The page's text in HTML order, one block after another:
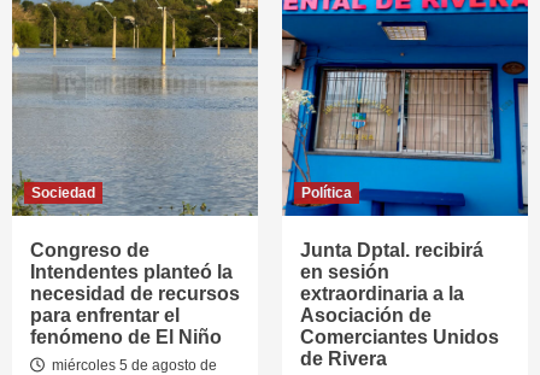
Sociedad
Congreso de
Intendentes planteó la
necesidad de recursos
para enfrentar el
fenómeno de El Niño
miércoles 5 de agosto de
Política
Junta Dptal. recibirá
en sesión
extraordinaria a la
Asociación de
Comerciantes Unidos
de Rivera